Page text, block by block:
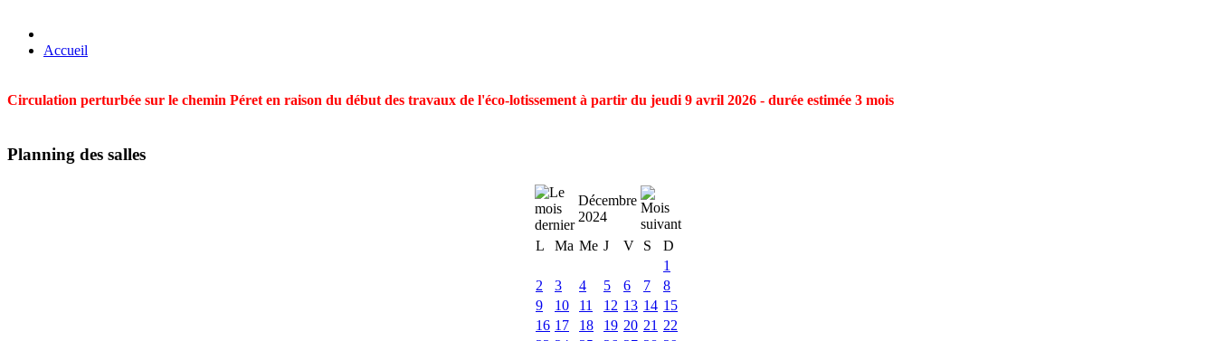
Accueil
Circulation perturbée sur le chemin Péret en raison du début des travaux de l'éco-lotissement à partir du jeudi 9 avril 2026 - durée estimée 3 mois
Planning des salles
Décembre
2024
L
Ma Me J V S
D
1
2
3 4 5 6 7
8
9
10 11 12 13 14 15
16 17 18 19 20 21 22